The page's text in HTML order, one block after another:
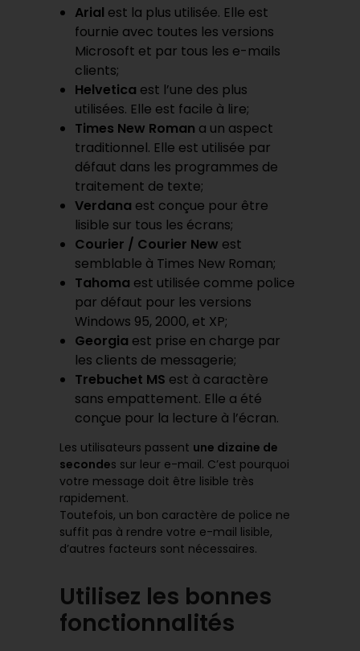
Arial est la plus utilisée. Elle est
fournie avec toutes les versions
Microsoft et par tous les e-mails
clients;
Helvetica est l’une des plus
utilisées. Elle est facile à lire;
Times New Roman a un aspect
traditionnel. Elle est utilisée par
défaut dans les programmes de
traitement de texte;
Verdana est conçue pour être
lisible sur tous les écrans;
Courier / Courier New est
semblable à Times New Roman;
Tahoma est utilisée comme police
par défaut pour les versions
Windows 95, 2000, et XP;
Georgia est prise en charge par
les clients de messagerie;
Trebuchet MS est à caractère
sans empattement. Elle a été
conçue pour la lecture à l’écran.
Les utilisateurs passent une dizaine de
secondes sur leur e-mail. C’est pourquoi
votre message doit être lisible très
rapidement.
Toutefois, un bon caractère de police ne
suffit pas à rendre votre e-mail lisible,
d’autres facteurs sont nécessaires.
Utilisez les bonnes
fonctionnalités